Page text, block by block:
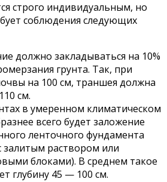
строго индивидуальным, но
соблюдения следующих
должно закладываться на 10%
грунта. Так, при
на 100 см, траншея должна
см.
в умеренном климатическом
всего будет заложение
ленточного фундамента
залитым раствором или
блоками). В среднем такое
глубину 45 — 100 см.